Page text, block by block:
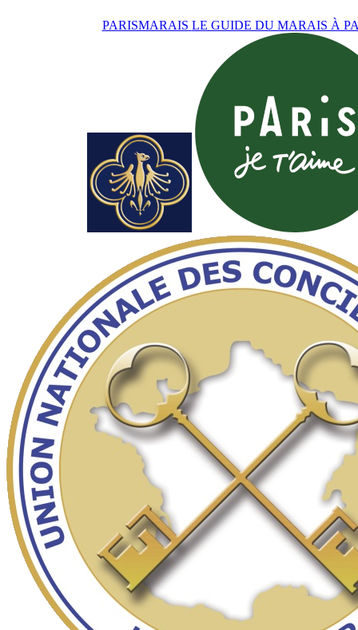
PARISMARAIS LE GUIDE DU MARAIS À